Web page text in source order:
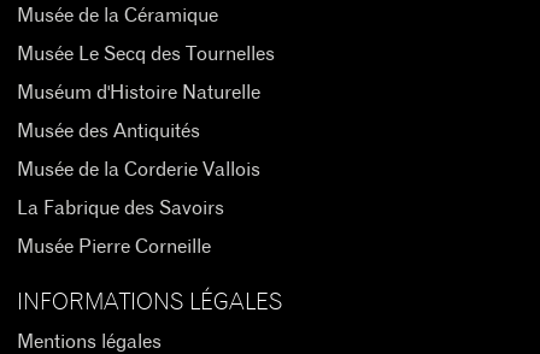
Musée de la Céramique
Musée Le Secq des Tournelles
Muséum d'Histoire Naturelle
Musée des Antiquités
Musée de la Corderie Vallois
La Fabrique des Savoirs
Musée Pierre Corneille
INFORMATIONS LÉGALES
Mentions légales